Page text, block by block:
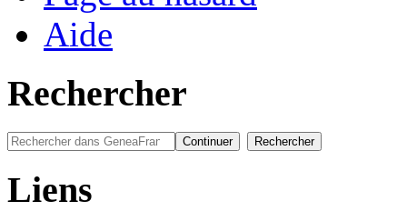
Aide
Rechercher
Liens